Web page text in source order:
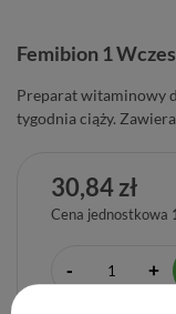
Femibion 1
Preparat witaminowy
tygodnia ciąży.
30,84 zł
Cena jednostkowa
- +